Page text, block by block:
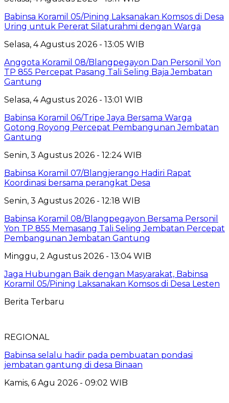
Babinsa Koramil 05/Pining Laksanakan Komsos di Desa
Uring untuk Pererat Silaturahmi dengan Warga
Selasa, 4 Agustus 2026 - 13:05 WIB
Anggota Koramil 08/Blangpegayon Dan Personil Yon
TP 855 Percepat Pasang Tali Seling Baja Jembatan
Gantung
Selasa, 4 Agustus 2026 - 13:01 WIB
Babinsa Koramil 06/Tripe Jaya Bersama Warga
Gotong Royong Percepat Pembangunan Jembatan
Gantung
Senin, 3 Agustus 2026 - 12:24 WIB
Babinsa Koramil 07/Blangjerango Hadiri Rapat
Koordinasi bersama perangkat Desa
Senin, 3 Agustus 2026 - 12:18 WIB
Babinsa Koramil 08/Blangpegayon Bersama Personil
Yon TP 855 Memasang Tali Seling Jembatan Percepat
Pembangunan Jembatan Gantung
Minggu, 2 Agustus 2026 - 13:04 WIB
Jaga Hubungan Baik dengan Masyarakat, Babinsa
Koramil 05/Pining Laksanakan Komsos di Desa Lesten
Berita Terbaru
REGIONAL
Babinsa selalu hadir pada pembuatan pondasi
jembatan gantung di desa Binaan
Kamis, 6 Agu 2026 - 09:02 WIB